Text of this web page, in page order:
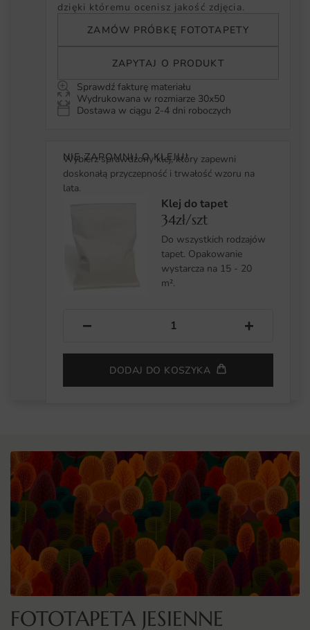
dzięki któremu ocenisz jakość zdjęcia.
ZAMÓW PRÓBKĘ FOTOTAPETY
ZAPYTAJ O PRODUKT
Sprawdź fakturę materiału
Wydrukowana w rozmiarze 30x50
Dostawa w ciągu 2-4 dni roboczych
NIE ZAPOMNIJ O KLEJU!
Wybierz sprawdzony klej, który zapewni
doskonałą przyczepność i trwałość wzoru na
lata.
Klej do tapet
34zł/szt
Do wszystkich rodzajów
tapet. Opakowanie
wystarcza na 15 - 20
m².
− +
DODAJ DO KOSZYKA
FOTOTAPETA JESIENNE